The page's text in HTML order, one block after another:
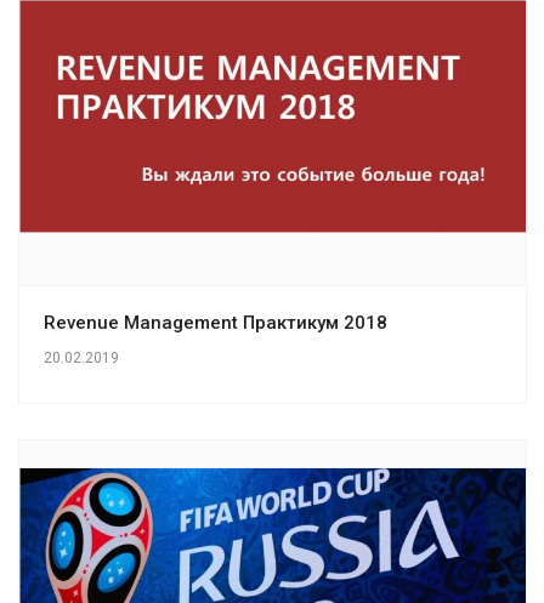
Revenue Management Практикум 2018
20.02.2019